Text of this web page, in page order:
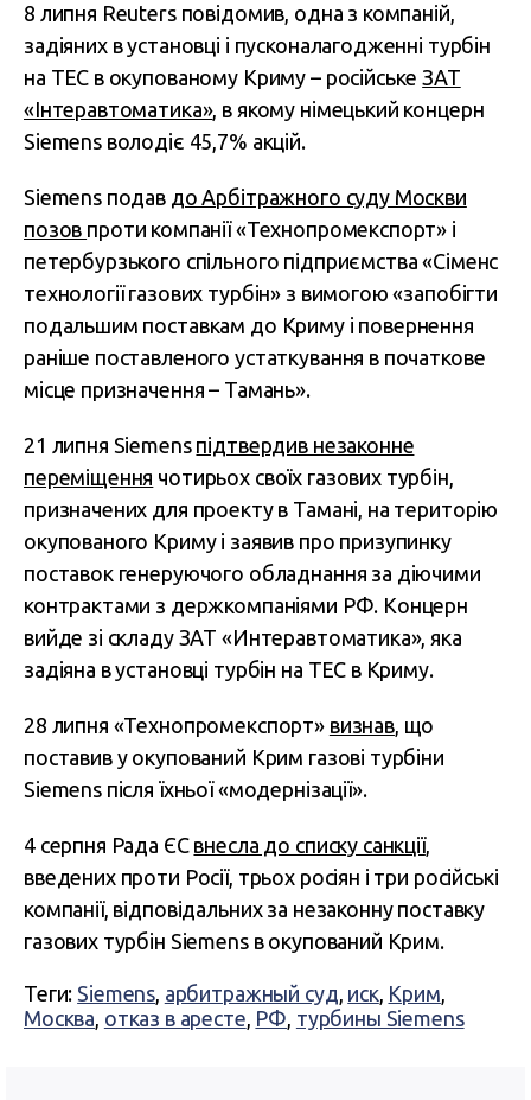
8 липня Reuters повідомив, одна з компаній,
задіяних в установці і пусконалагодженні турбін
на ТЕС в окупованому Криму – російськеЗАТ
«Інтеравтоматика», в якому німецький концерн
Siemens володіє 45,7% акцій.
Siemens подав до Арбітражного суду Москви
позов проти компанії «Технопромекспорт» і
петербурзького спільного підприємства «Сіменс
технології газових турбін» з вимогою «запобігти
подальшим поставкам до Криму і повернення
раніше поставленого устаткування в початкове
місце призначення – Тамань».
21 липня Siemens підтвердив незаконне
переміщення чотирьох своїх газових турбін,
призначених для проекту в Тамані, на територію
окупованого Криму і заявив про призупинку
поставок генеруючого обладнання за діючими
контрактами з держкомпаніями РФ. Концерн
вийде зі складу ЗАТ «Интеравтоматика», яка
задіяна в установці турбін на ТЕС в Криму.
28 липня «Технопромекспорт» визнав, що
поставив у окупований Крим газові турбіни
Siemens після їхньої «модернізації».
4 серпня Рада ЄС внесла до списку санкції,
введених проти Росії, трьох росіян і три російські
компанії, відповідальних за незаконну поставку
газових турбін Siemens в окупований Крим.
Теги: Siemens, арбитражный суд, иск, Крим,
Москва, отказ в аресте, РФ, турбины Siemens